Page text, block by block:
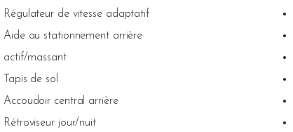
Régulateur de vitesse adaptatif
Aide au stationnement arrière
actif/massant
Tapis de sol
Accoudoir central arrière
Rétroviseur jour/nuit